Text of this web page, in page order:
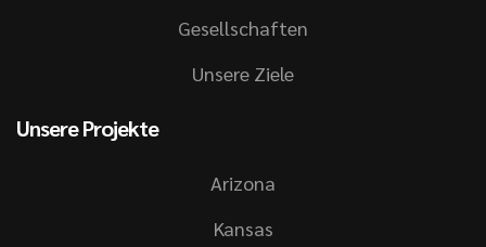
Gesellschaften
Unsere Ziele
Unsere Projekte
Arizona
Kansas